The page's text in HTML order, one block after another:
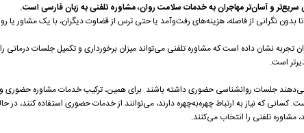
سریع‌تر و آسان‌تر مهاجران به خدمات سلامت روان، مشاوره تلفنی به زبان فارسی است.
بدون نگرانی از فاصله، هزینه‌های رفت‌وآمد یا حتی ترس از قضاوت دیگران، با یک مشاور
تجربه نشان داده است که مشاوره تلفنی می‌تواند میزان برخورداری و تکمیل جلسات درمانی را
است.
می‌دهند جلسات روانشناسی حضوری داشته باشند. برای همین، ترکیب خدمات مشاوره حضوری
کسانی که نیاز به ارتباط چهره‌به‌چهره دارند، می‌توانند از خدمات حضوری استفاده کنند، در
مشاوره تلفنی را انتخاب می‌کنند.